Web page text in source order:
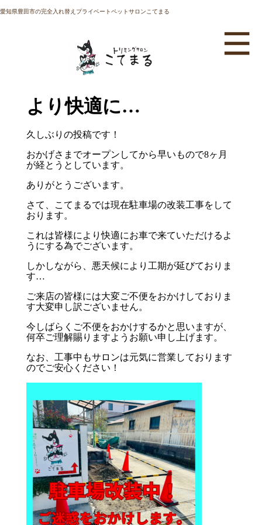
愛知県豊田市の完全入れ替えプライベートペットサロンこてまる
より快適に…
久しぶりの投稿です！
おかげさまでオープンしてから早いもので8ヶ月
が経とうとしています。
ありがとうございます。
さて、こてまるでは現在駐車場の改装工事をして
おります。
これは皆様により快適にお車で来ていただけるよ
うにする為でございます。
しかしながら、悪天候により工期が延びておりま
す…
ご来店の皆様には大変ご不便をおかけしておりま
す大変申し訳ございません。
今しばらくご不便をおかけするかと思いますが、
何卒ご理解賜りますようお願い申し上げます。
なお、工事中もサロンは元気に営業しております
のでご安心ください！